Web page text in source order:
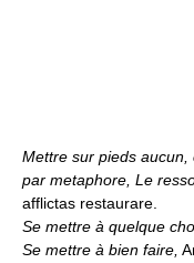
Mettre sur pieds aucun,
par metaphore, Le
afflictas restaurare.
Se mettre à quelque
Se mettre à bien faire,